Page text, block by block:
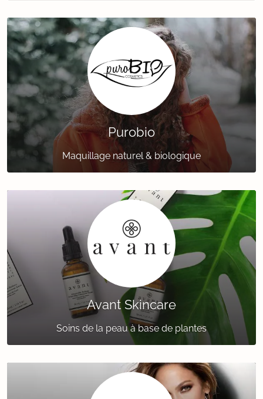
Purobio
Maquillage naturel & biologique
Avant Skincare
Soins de la peau à base de plantes